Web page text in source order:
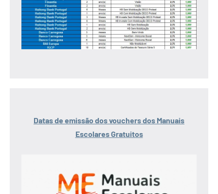
Datas de emissão dos vouchers dos Manuais
Escolares Gratuitos